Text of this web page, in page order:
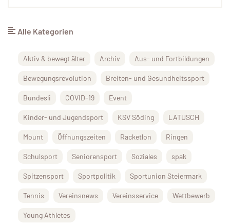
Alle Kategorien
Aktiv & bewegt älter Archiv Aus- und Fortbildungen
Bewegungsrevolution Breiten- und Gesundheitssport
Bundesli COVID-19 Event
Kinder- und Jugendsport KSV Söding LATUSCH
Mount Öffnungszeiten Racketlon Ringen
Schulsport Seniorensport Soziales spak
Spitzensport Sportpolitik Sportunion Steiermark
Tennis Vereinsnews Vereinsservice Wettbewerb
Young Athletes